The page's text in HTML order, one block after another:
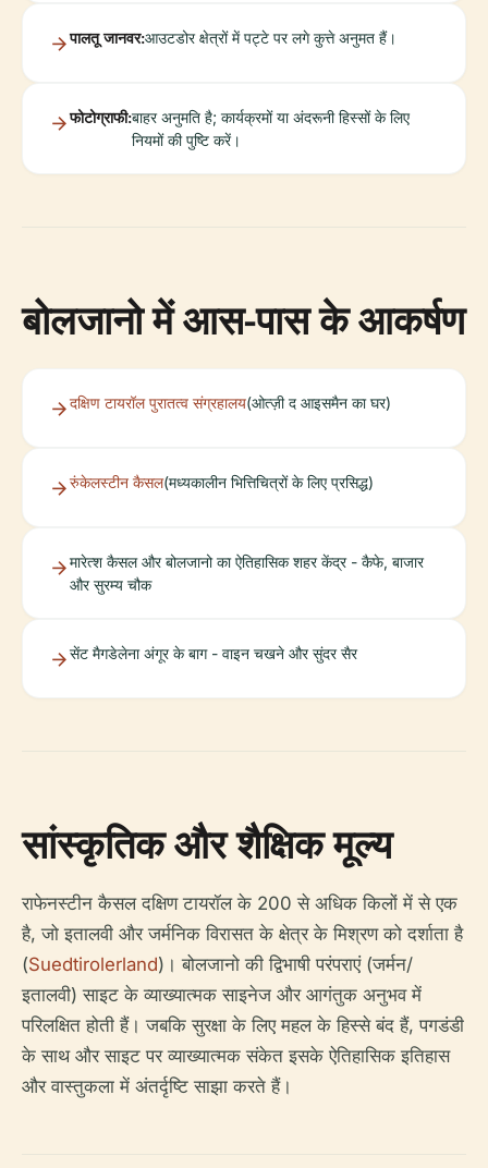
पालतू जानवर:आउटडोर क्षेत्रों में पट्टे पर लगे कुत्ते अनुमत हैं।
फोटोग्राफी:बाहर अनुमति है; कार्यक्रमों या अंदरूनी हिस्सों के लिए
नियमों की पुष्टि करें।
बोलजानो में आस-पास के आकर्षण
दक्षिण टायरॉल पुरातत्व संग्रहालय(ओत्ज़ी द आइसमैन का घर)
रुंकेलस्टीन कैसल(मध्यकालीन भित्तिचित्रों के लिए प्रसिद्ध)
मारेत्श कैसल और बोलजानो का ऐतिहासिक शहर केंद्र - कैफे, बाजार
और सुरम्य चौक
सेंट मैगडेलेना अंगूर के बाग - वाइन चखने और सुंदर सैर
सांस्कृतिक और शैक्षिक मूल्य
राफेनस्टीन कैसल दक्षिण टायरॉल के 200 से अधिक किलों में से एक
है, जो इतालवी और जर्मनिक विरासत के क्षेत्र के मिश्रण को दर्शाता है
(Suedtirolerland)। बोलजानो की द्विभाषी परंपराएं (जर्मन/
इतालवी) साइट के व्याख्यात्मक साइनेज और आगंतुक अनुभव में
परिलक्षित होती हैं। जबकि सुरक्षा के लिए महल के हिस्से बंद हैं, पगडंडी
के साथ और साइट पर व्याख्यात्मक संकेत इसके ऐतिहासिक इतिहास
और वास्तुकला में अंतर्दृष्टि साझा करते हैं।